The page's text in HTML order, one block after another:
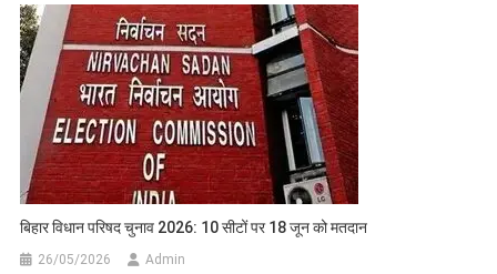
बिहार विधान परिषद चुनाव 2026: 10 सीटों पर 18 जून को मतदान
26/05/2026 Admin